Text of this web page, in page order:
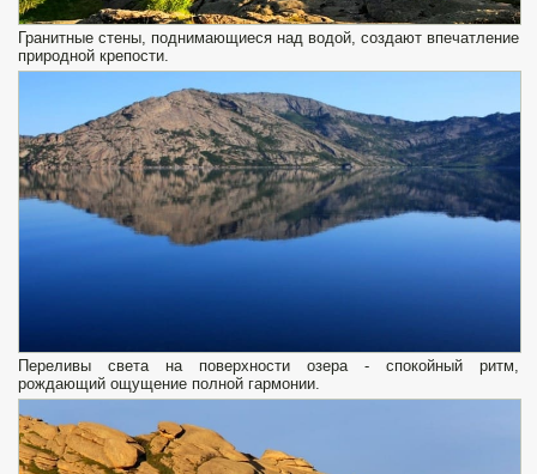
Гранитные стены, поднимающиеся над водой, создают впечатление
природной крепости.
Переливы света на поверхности озера - спокойный ритм,
рождающий ощущение полной гармонии.